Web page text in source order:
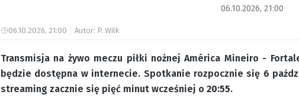
06.10.2026, 21:00
06.10.2026, 21:00 Autor: P. Wilk
Transmisja na żywo meczu piłki nożnej América Mineiro -
będzie dostępna w internecie. Spotkanie rozpocznie się 6
streaming zacznie się pięć minut wcześniej o 20:55.